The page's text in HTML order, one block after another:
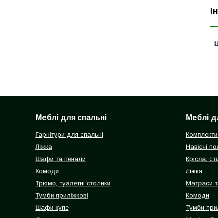
Меблі для спальні
Гарнітури для спальні
Ліжка
Шафи та пенали
Комоди
Трюмо, туалетні столики
Тумби приліжкові
Шафи купе
Меблі
Навісні
Крісла,
Ліжка
Матраси
Комоди
Тумби